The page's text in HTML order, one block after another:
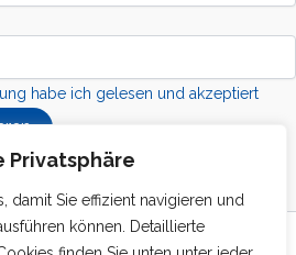
Privatsphäre
damit Sie effizient navigieren und
können. Detaillierte
habe ich gelesen und akzeptiert
Kolibri Interkuturelle Stiftung